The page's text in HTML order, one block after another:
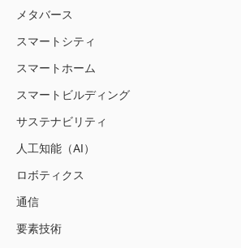
メタバース
スマートシティ
スマートホーム
スマートビルディング
サステナビリティ
人工知能（AI）
ロボティクス
通信
要素技術